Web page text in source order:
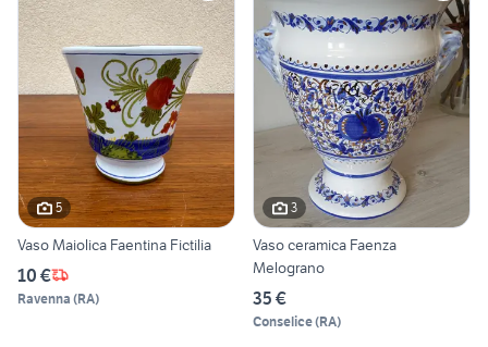
5
Vaso Maiolica Faentina Fictilia
10 €
Ravenna (RA)
3
Vaso ceramica Faenza
Melograno
35 €
Conselice(RA)